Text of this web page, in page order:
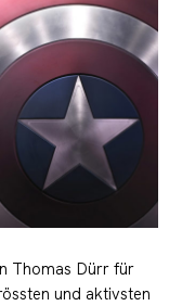
Thomas Dürr für
und aktivsten